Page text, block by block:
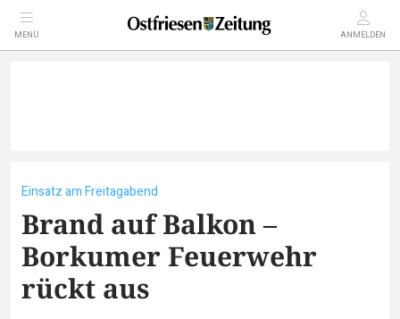
MENÜ ANMELDEN
Einsatz am Freitagabend
Brand auf Balkon –
Borkumer Feuerwehr
rückt aus